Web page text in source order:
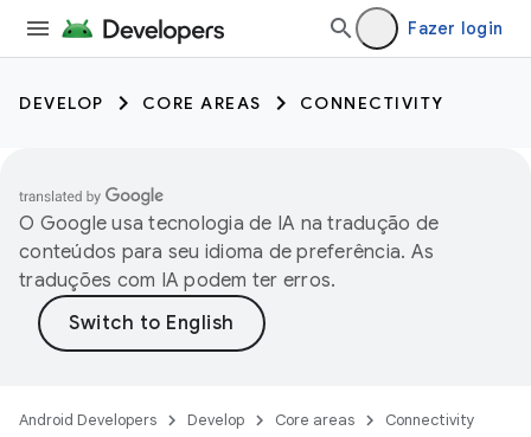
Fazer login
DEVELOP CORE AREAS CONNECTIVITY
O Google usa tecnologia de IA na tradução de
conteúdos para seu idioma de preferência. As
traduções com IA podem ter erros.
Android Developers Develop Core areas
Connectivity